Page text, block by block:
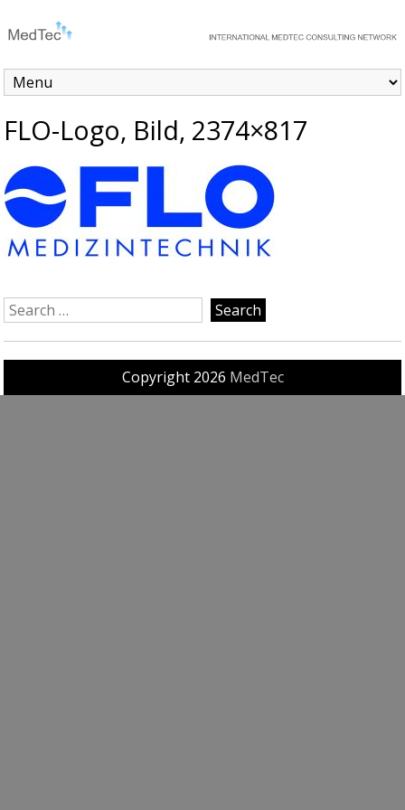
FLO-Logo, Bild, 2374×817
Copyright 2026 MedTec